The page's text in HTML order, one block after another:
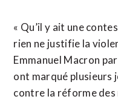
« Qu’il y ait une
rien ne justifie la
Emmanuel Macron
ont marqué plusieurs
contre la réforme